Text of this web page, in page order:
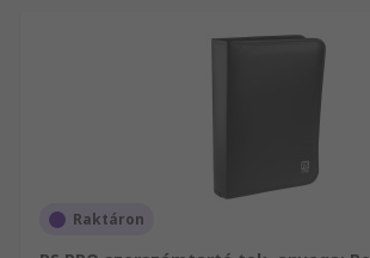
Raktáron